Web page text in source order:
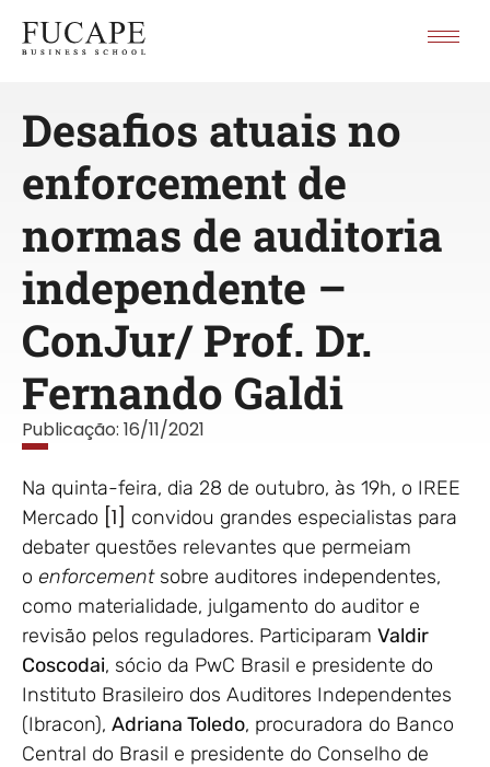
Desafios atuais no
enforcement de
normas de auditoria
independente –
ConJur/ Prof. Dr.
Fernando Galdi
Publicação: 16/11/2021
Na quinta-feira, dia 28 de outubro, às 19h, o IREE
Mercado [1] convidou grandes especialistas para
debater questões relevantes que permeiam
o enforcementsobre auditores independentes,
como materialidade, julgamento do auditor e
revisão pelos reguladores. Participaram Valdir
Coscodai, sócio da PwC Brasil e presidente do
Instituto Brasileiro dos Auditores Independentes
(Ibracon), Adriana Toledo, procuradora do Banco
Central do Brasil e presidente do Conselho de